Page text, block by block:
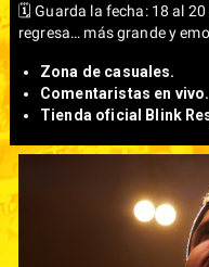
🗓️ Guarda la fecha: 18 al
regresa… más grande y
Zona de casuales.
Comentaristas en vivo.
Tienda oficial Blink